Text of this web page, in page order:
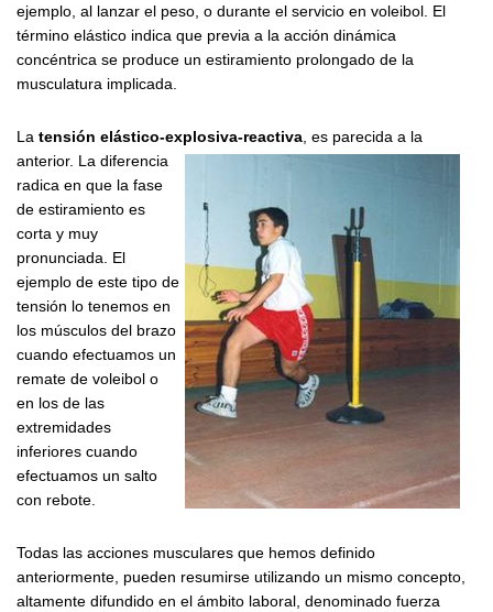
ejemplo, al lanzar el peso, o durante el servicio en voleibol. El
término elástico indica que previa a la acción dinámica
concéntrica se produce un estiramiento prolongado de la
musculatura implicada.
La tensión elástico-explosiva-reactiva , es parecida a la
anterior. La diferencia
radica en que la fase
de estiramiento es
corta y muy
pronunciada. El
ejemplo de este tipo de
tensión lo tenemos en
los músculos del brazo
cuando efectuamos un
remate de voleibol o
en los de las
extremidades
inferiores cuando
efectuamos un salto
con rebote.
Todas las acciones musculares que hemos definido
anteriormente, pueden resumirse utilizando un mismo concepto,
altamente difundido en el ámbito laboral, denominado fuerza